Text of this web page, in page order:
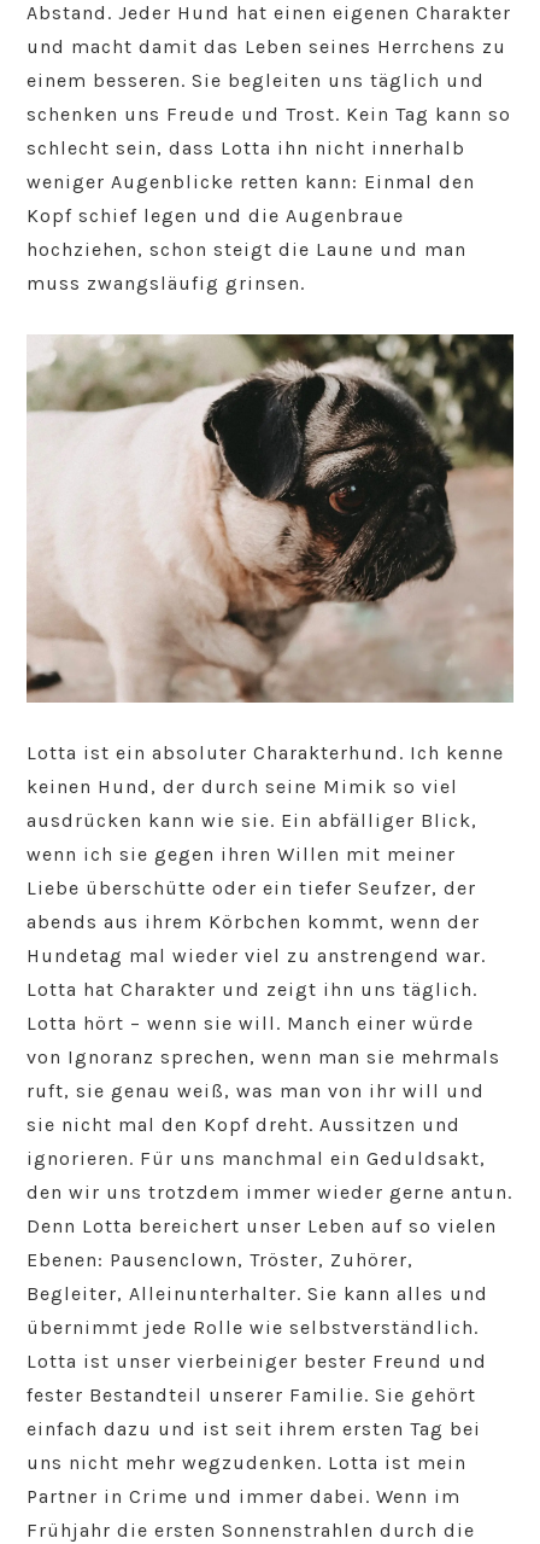
Abstand. Jeder Hund hat einen eigenen Charakter
und macht damit das Leben seines Herrchens zu
einem besseren. Sie begleiten uns täglich und
schenken uns Freude und Trost. Kein Tag kann so
schlecht sein, dass Lotta ihn nicht innerhalb
weniger Augenblicke retten kann: Einmal den
Kopf schief legen und die Augenbraue
hochziehen, schon steigt die Laune und man
muss zwangsläufig grinsen.
Lotta ist ein absoluter Charakterhund. Ich kenne
keinen Hund, der durch seine Mimik so viel
ausdrücken kann wie sie. Ein abfälliger Blick,
wenn ich sie gegen ihren Willen mit meiner
Liebe überschütte oder ein tiefer Seufzer, der
abends aus ihrem Körbchen kommt, wenn der
Hundetag mal wieder viel zu anstrengend war.
Lotta hat Charakter und zeigt ihn uns täglich.
Lotta hört – wenn sie will. Manch einer würde
von Ignoranz sprechen, wenn man sie mehrmals
ruft, sie genau weiß, was man von ihr will und
sie nicht mal den Kopf dreht. Aussitzen und
ignorieren. Für uns manchmal ein Geduldsakt,
den wir uns trotzdem immer wieder gerne antun.
Denn Lotta bereichert unser Leben auf so vielen
Ebenen: Pausenclown, Tröster, Zuhörer,
Begleiter, Alleinunterhalter. Sie kann alles und
übernimmt jede Rolle wie selbstverständlich.
Lotta ist unser vierbeiniger bester Freund und
fester Bestandteil unserer Familie. Sie gehört
einfach dazu und ist seit ihrem ersten Tag bei
uns nicht mehr wegzudenken. Lotta ist mein
Partner in Crime und immer dabei. Wenn im
Frühjahr die ersten Sonnenstrahlen durch die